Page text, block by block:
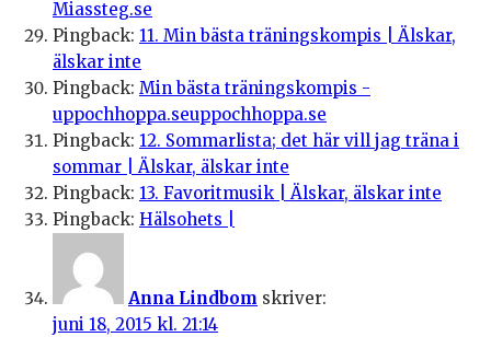
Miassteg.se
Pingback: 11. Min bästa träningskompis | Älskar,
älskar inte
Pingback: Min bästa träningskompis -
uppochhoppa.seuppochhoppa.se
Pingback: 12. Sommarlista; det här vill jag träna i
sommar | Älskar, älskar inte
Pingback: 13. Favoritmusik | Älskar, älskar inte
Pingback: Hälsohets |
Anna Lindbom skriver:
juni 18, 2015 kl. 21:14